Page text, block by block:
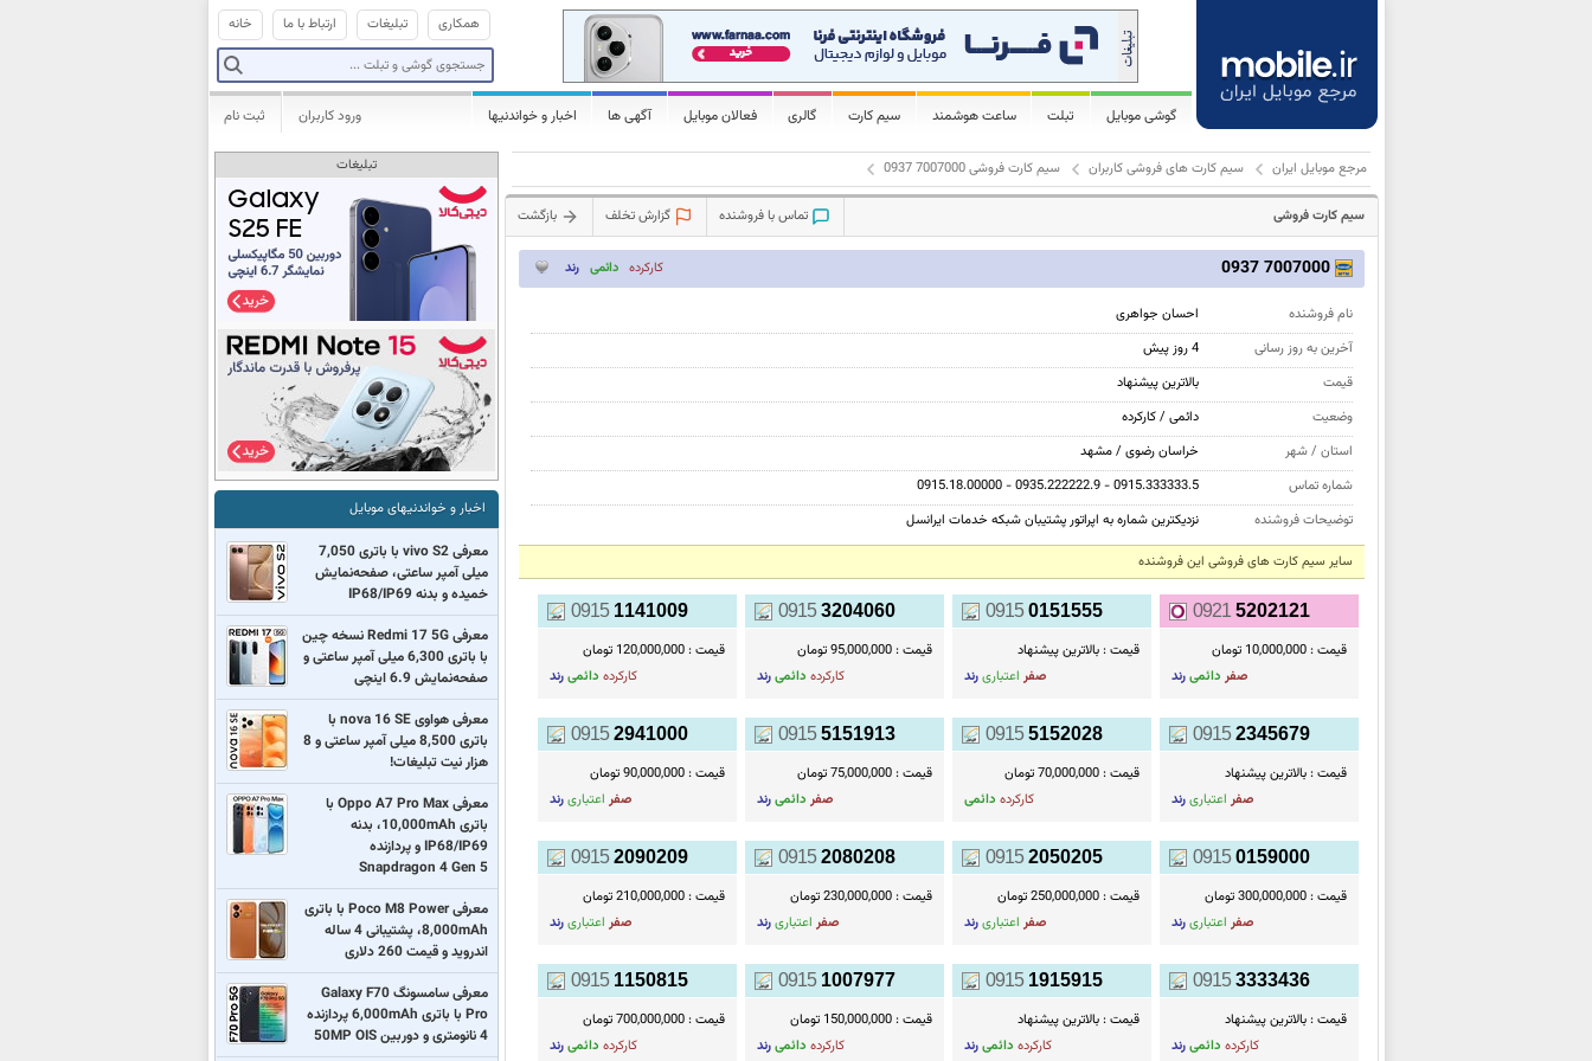
خانه ارتباط با ما تبلیغات همکاری
گوشی موبایل تبلت ساعت هوشمند سیم کارت گالری فعالان موبایل آگهی ها اخبار و خواندنیها ثبت نام ورود کاربران
مرجع موبایل ایران سیم کارت های فروشی کاربران سیم کارت فروشی 7007000 0937
سیم کارت فروشی تماس با فروشنده گزارش تخلف بازگشت
کارکرده دائمی رند 7007000 0937
نام فروشنده
احسان جواهری
آخرین به روز رسانی
4 روز پیش
قیمت
بالاترین پيشنهاد
وضعیت
دائمی / کارکرده
استان / شهر
خراسان رضوی / مشهد
شماره تماس
0915.18.00000 - 0935.222222.9 - 0915.333333.5
توضیحات فروشنده
نزدیکترین شماره به اپراتور پشتیبان شبکه خدمات ایرانسل
سایر سیم کارت های فروشی این فروشنده
0921 5202121
قیمت :10,000,000 تومان
صفر دائمیرند
0915 0151555
قیمت :بالاترین پيشنهاد
صفر اعتباریرند
0915 3204060
قیمت :95,000,000 تومان
کارکرده دائمیرند
0915 1141009
قیمت :120,000,000 تومان
کارکرده دائمیرند
0915 2345679
قیمت :بالاترین پيشنهاد
صفر اعتباریرند
0915 5152028
قیمت :70,000,000 تومان
کارکرده دائمی
0915 5151913
قیمت :75,000,000 تومان
صفر دائمیرند
0915 2941000
قیمت :90,000,000 تومان
صفر اعتباریرند
0915 0159000
قیمت :300,000,000 تومان
صفر اعتباریرند
0915 2050205
قیمت :250,000,000 تومان
صفر اعتباریرند
0915 2080208
قیمت :230,000,000 تومان
صفر اعتباریرند
0915 2090209
قیمت :210,000,000 تومان
صفر اعتباریرند
0915 3333436
قیمت :بالاترین پيشنهاد
کارکرده دائمیرند
0915 1915915
قیمت :بالاترین پيشنهاد
کارکرده دائمیرند
0915 1007977
قیمت :150,000,000 تومان
کارکرده دائمیرند
0915 1150815
قیمت :700,000,000 تومان
کارکرده دائمیرند
تبلیغات
اخبار و خواندنیهای موبایل
معرفی vivo S2 با باتری 7,050
میلی آمپر ساعتی، صفحه‌نمایش
خمیده و بدنه IP68/IP69
معرفی Redmi 17 5G نسخه چین
با باتری 6,300 میلی آمپر ساعتی و
صفحه‌نمایش 6.9 اینچی
معرفی هواوی nova 16 SE با
باتری 8,500 میلی آمپر ساعتی و 8
هزار نیت تبلیغات!
معرفی Oppo A7 Pro Max با
باتری 10,000mAh، بدنه
IP68/IP69 و پردازنده
Snapdragon 4 Gen 5
معرفی Poco M8 Power با باتری
8,000mAh، پشتیبانی 4 ساله
اندروید و قیمت 260 دلاری
معرفی سامسونگ Galaxy F70
Pro با باتری 6,000mAh پردازنده
4 نانومتری و دوربین 50MP OIS